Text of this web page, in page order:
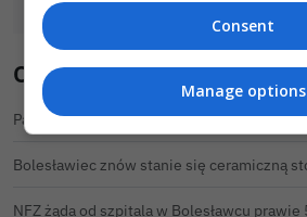
Ostatnio komentowane
Consent
Manage options